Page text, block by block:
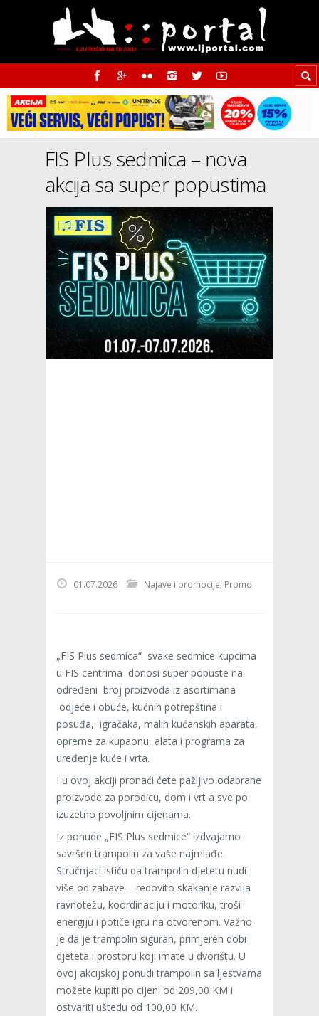
FIS Plus sedmica – nova
akcija sa super popustima
01.07.2026 Najave i promocije Promo
„FIS Plus sedmica“ svake sedmice kupcima
u FIS centrima donosi super popuste na
određeni broj proizvoda iz asortimana
odjeće i obuće, kućnih potrepština i
posuđa, igračaka, malih kućanskih aparata,
opreme za kupaonu, alata i programa za
uređenje kuće i vrta.
I u ovoj akciji pronaći ćete pažljivo odabrane
proizvode za porodicu, dom i vrt a sve po
izuzetno povoljnim cijenama.
Iz ponude „FIS Plus sedmice“ izdvajamo
savršen trampolin za vaše najmlađe.
Stručnjaci ističu da trampolin djetetu nudi
više od zabave – redovito skakanje razvija
ravnotežu, koordinaciju i motoriku, troši
energiju i potiče igru na otvorenom. Važno
je da je trampolin siguran, primjeren dobi
djeteta i prostoru koji imate u dvorištu. U
ovoj akcijskoj ponudi trampolin sa ljestvama
možete kupiti po cijeni od 209,00 KM i
ostvariti uštedu od 100,00 KM.